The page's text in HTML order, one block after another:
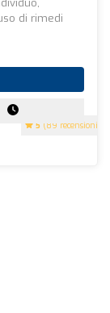
5 (89 recensioni)
di rimedi